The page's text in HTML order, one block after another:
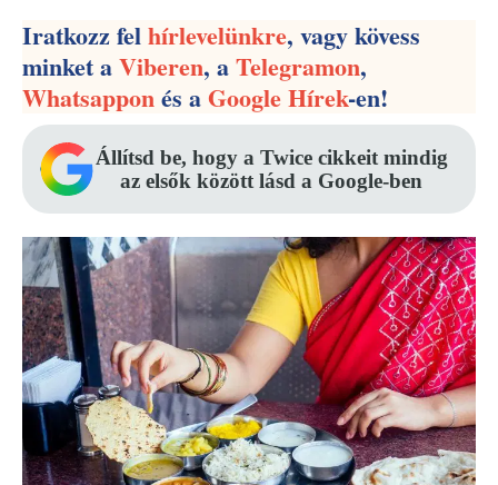
Iratkozz felhírlevelünkre, vagy kövess
minket aViberen, aTelegramon,
Whatsapponés aGoogle Hírek-en!
Állítsd be, hogy a Twice cikkeit mindig
az elsők között lásd a Google-ben